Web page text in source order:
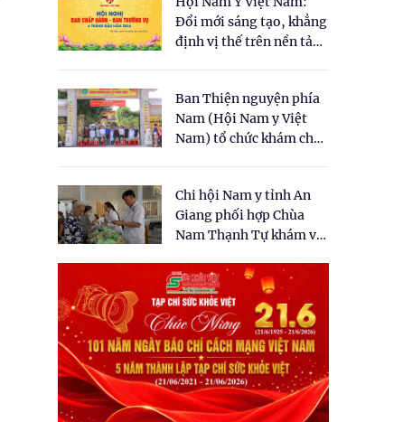
Đổi mới sáng tạo, khẳng
định vị thế trên nền tảng
Ban Thiện nguyện phía
Nam (Hội Nam y Việt
Nam) tổ chức khám chữa
dân tại xã Tân Tập
Chi hội Nam y tỉnh An
Giang phối hợp Chùa
Nam Thạnh Tự khám và
nhân dân